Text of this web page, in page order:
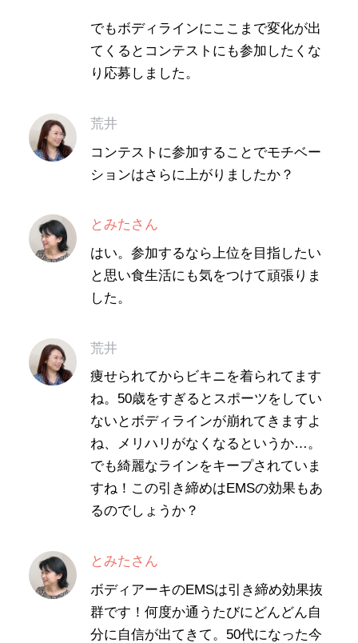
でもボディラインにここまで変化が出
てくるとコンテストにも参加したくな
り応募しました。
荒井
コンテストに参加することでモチベー
ションはさらに上がりましたか？
とみたさん
はい。参加するなら上位を目指したい
と思い食生活にも気をつけて頑張りま
した。
荒井
痩せられてからビキニを着られてます
ね。50歳をすぎるとスポーツをしてい
ないとボディラインが崩れてきますよ
ね、メリハリがなくなるというか…。
でも綺麗なラインをキープされていま
すね！この引き締めはEMSの効果もあ
るのでしょうか？
とみたさん
ボディアーキのEMSは引き締め効果抜
群です！何度か通うたびにどんどん自
分に自信が出てきて。50代になった今